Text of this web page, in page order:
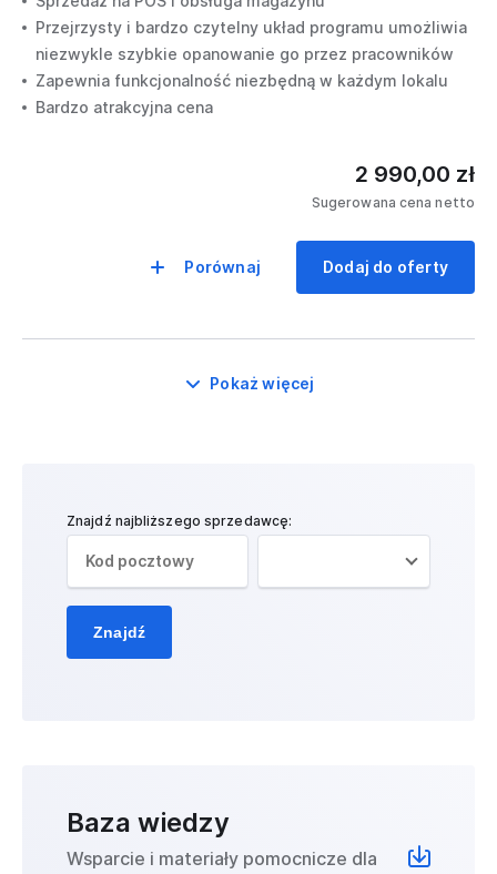
Przejrzysty i bardzo czytelny układ programu umożliwia
niezwykle szybkie opanowanie go przez pracowników
Zapewnia funkcjonalność niezbędną w każdym lokalu
Bardzo atrakcyjna cena
2 990,00 zł
Sugerowana cena netto
Porównaj Dodaj do oferty
Pokaż więcej
Znajdź najbliższego sprzedawcę:
Znajdź
Baza wiedzy
Wsparcie i materiały pomocnicze dla